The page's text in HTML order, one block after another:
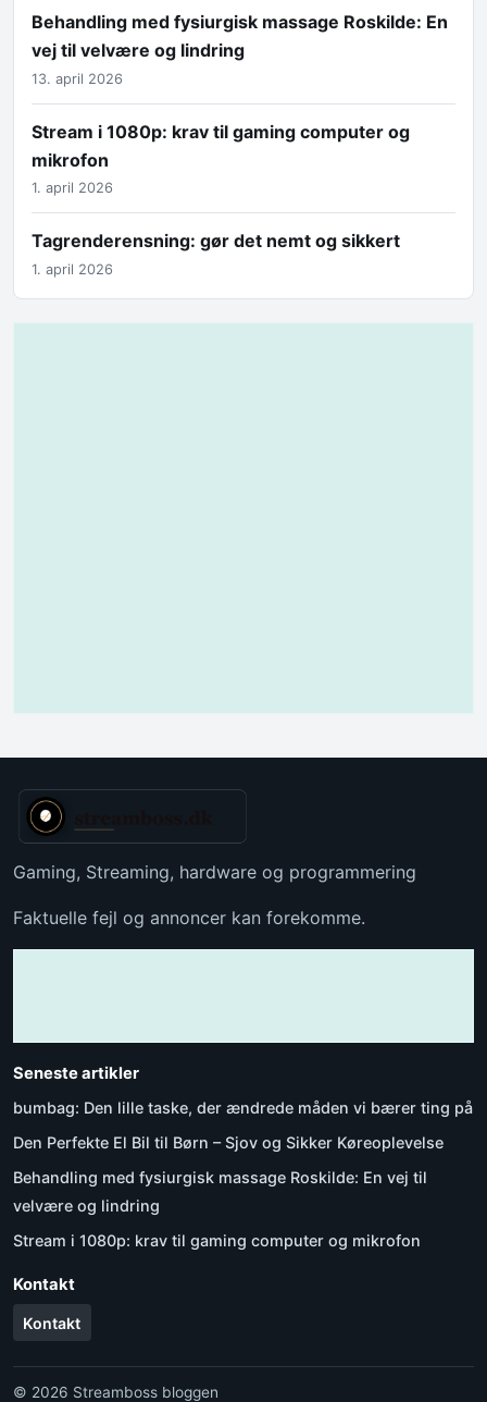
Behandling med fysiurgisk massage Roskilde: En
vej til velvære og lindring
13. april 2026
Stream i 1080p: krav til gaming computer og
mikrofon
1. april 2026
Tagrenderensning: gør det nemt og sikkert
1. april 2026
Gaming, Streaming, hardware og programmering
Faktuelle fejl og annoncer kan forekomme.
Seneste artikler
bumbag: Den lille taske, der ændrede måden vi bærer ting på
Den Perfekte El Bil til Børn – Sjov og Sikker Køreoplevelse
Behandling med fysiurgisk massage Roskilde: En vej til
velvære og lindring
Stream i 1080p: krav til gaming computer og mikrofon
Kontakt
Kontakt
© 2026 Streamboss bloggen